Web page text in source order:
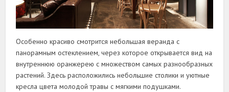
Особенно красиво смотрится небольшая веранда с
панорамным остеклением, через которое открывается вид на
внутреннюю оранжерею с множеством самых разнообразных
растений. Здесь расположились небольшие столики и уютные
кресла цвета молодой травы с мягкими подушками.